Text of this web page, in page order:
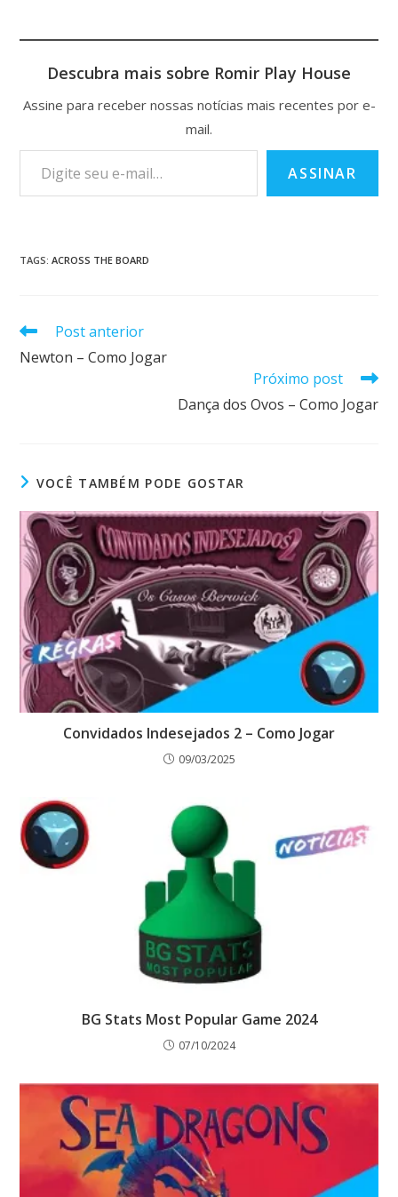
Descubra mais sobre Romir Play House
Assine para receber nossas notícias mais recentes por e-
mail.
ASSINAR
TAGS:ACROSS THE BOARD
Post anterior
Newton – Como Jogar
Próximo post
Dança dos Ovos – Como Jogar
VOCÊ TAMBÉM PODE GOSTAR
Convidados Indesejados 2 – Como Jogar
09/03/2025
BG Stats Most Popular Game 2024
07/10/2024